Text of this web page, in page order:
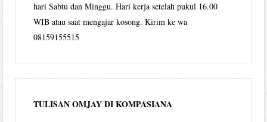
hari Sabtu dan Minggu. Hari kerja setelah pukul 16.00
WIB atau saat mengajar kosong. Kirim ke wa
08159155515
TULISAN OMJAY DI KOMPASIANA